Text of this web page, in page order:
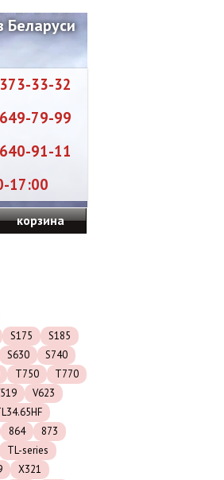
Беларуси
33-32
79-99
91-11
17:00
корзина
S175
S185
S630
S740
T750
T770
V623
864
873
TL-series
X321